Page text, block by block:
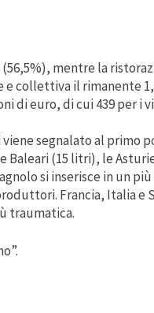
mentre la
e collettiva il rimanente
di euro, di cui 439 per i
segnalato al primo
Baleari (15 litri), le
si inserisce in un
Francia, Italia e
traumatica.